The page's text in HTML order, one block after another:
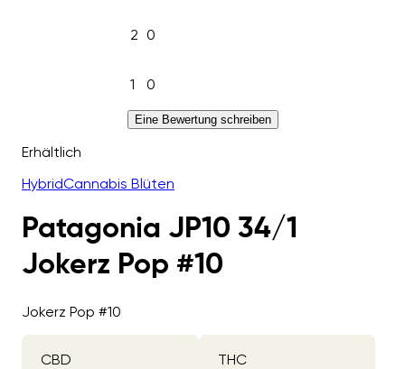
2 0
1 0
Eine Bewertung schreiben
Erhältlich
HybridCannabis Blüten
Patagonia JP10 34/1
Jokerz Pop #10
Jokerz Pop #10
CBD THC